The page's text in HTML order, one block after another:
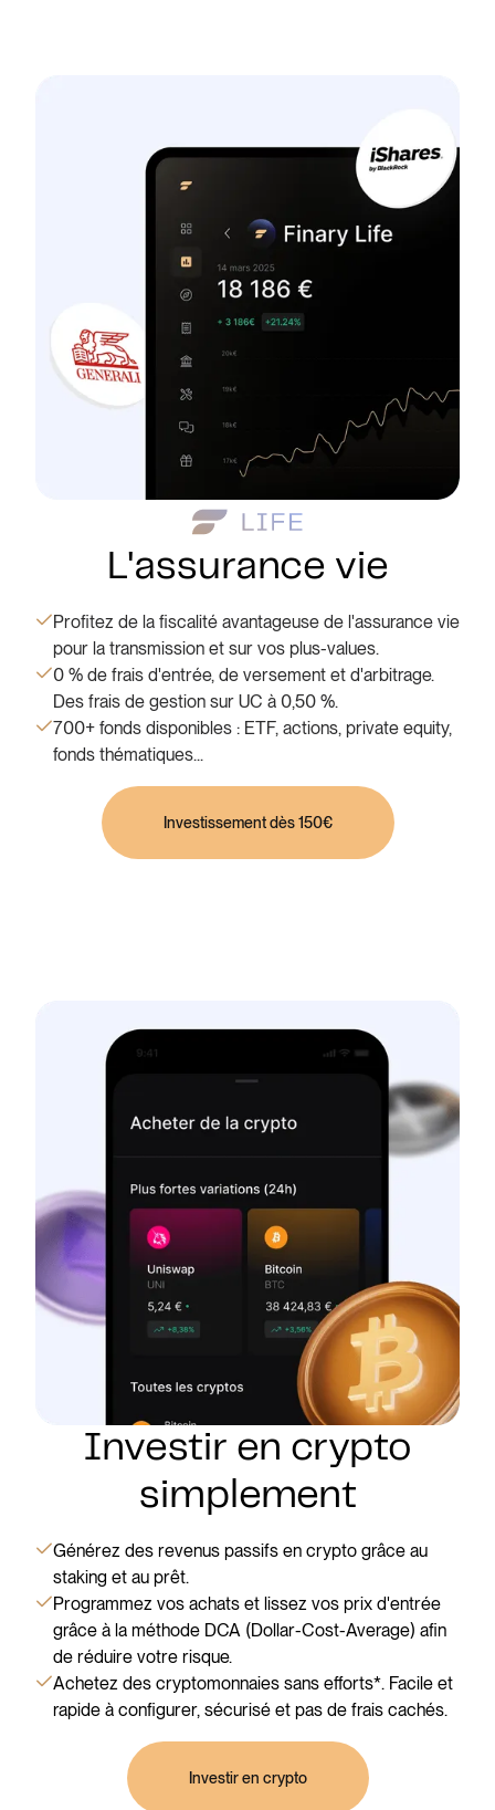
L'assurance vie
700+ fonds disponibles : ETF, actions, private equity,
fonds thématiques...
0 % de frais d'entrée, de versement et d'arbitrage.
Des frais de gestion sur UC à 0,50 %.
Profitez de la fiscalité avantageuse de l'assurance vie
pour la transmission et sur vos plus-values.
Investissement dès 150€
Investir en crypto
simplement
Achetez des cryptomonnaies sans efforts*. Facile et
rapide à configurer, sécurisé et pas de frais cachés.
Programmez vos achats et lissez vos prix d'entrée
grâce à la méthode DCA (Dollar-Cost-Average) afin
de réduire votre risque.
Générez des revenus passifs en crypto grâce au
staking et au prêt.
Investir en crypto